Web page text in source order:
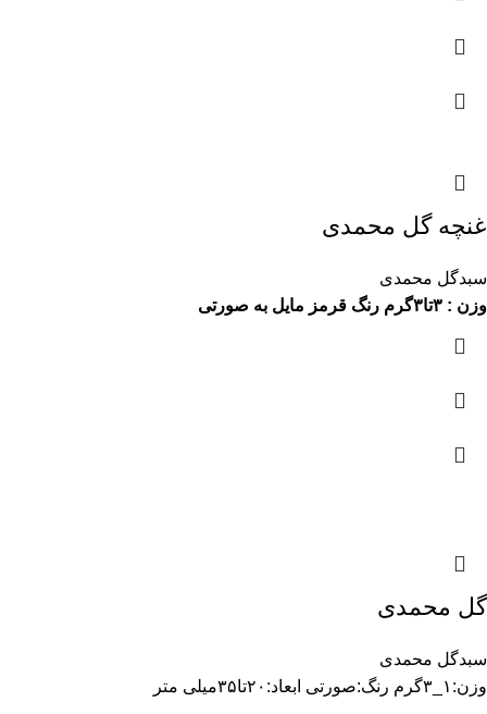
غنچه گل محمدی
سبدگل محمدی
وزن : ۳تا۳گرم
رنگ قرمز مایل به صورتی
گل محمدی
سبدگل محمدی
وزن:۱_۳گرم رنگ:صورتی ابعاد:۲۰تا۳۵میلی متر